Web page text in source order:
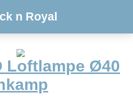
n Royal
Loftlampe Ø40